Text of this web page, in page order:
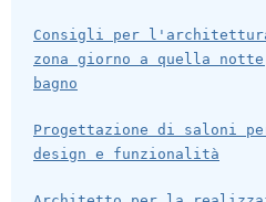
Consigli per
zona giorno a quella
bagno
Progettazione di saloni
design e funzionalità